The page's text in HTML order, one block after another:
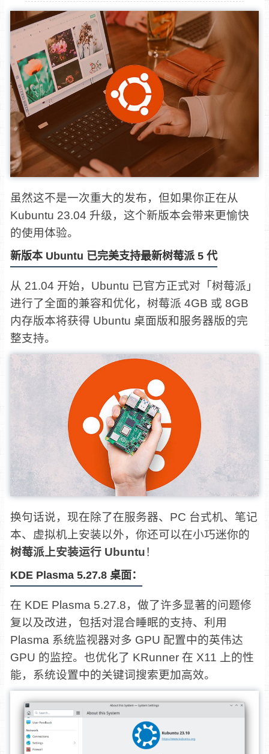
虽然这不是一次重大的发布，但如果你正在从
Kubuntu 23.04 升级，这个新版本会带来更愉快
的使用体验。
新版本 Ubuntu 已完美支持最新树莓派 5 代
从 21.04 开始，Ubuntu 已官方正式对「树莓派」
进行了全面的兼容和优化，树莓派 4GB 或 8GB
内存版本将获得 Ubuntu 桌面版和服务器版的完
整支持。
换句话说，现在除了在服务器、PC 台式机、笔记
本、虚拟机上安装以外，你还可以在小巧迷你的
树莓派上安装运行 Ubuntu！
KDE Plasma 5.27.8 桌面：
在 KDE Plasma 5.27.8，做了许多显著的问题修
复以及改进，包括对混合睡眠的支持、利用
Plasma 系统监视器对多 GPU 配置中的英伟达
GPU 的监控。也优化了 KRunner 在 X11 上的性
能，系统设置中的关键词搜索更加高效。